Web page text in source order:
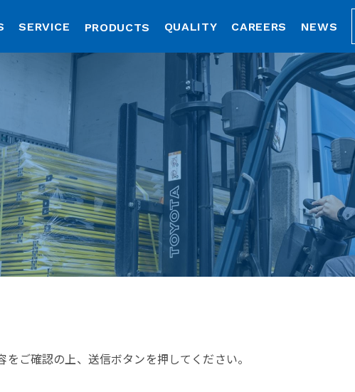
SERVICE PRODUCTS QUALITY CAREERS NEWS
をご確認の上、送信ボタンを押してください。